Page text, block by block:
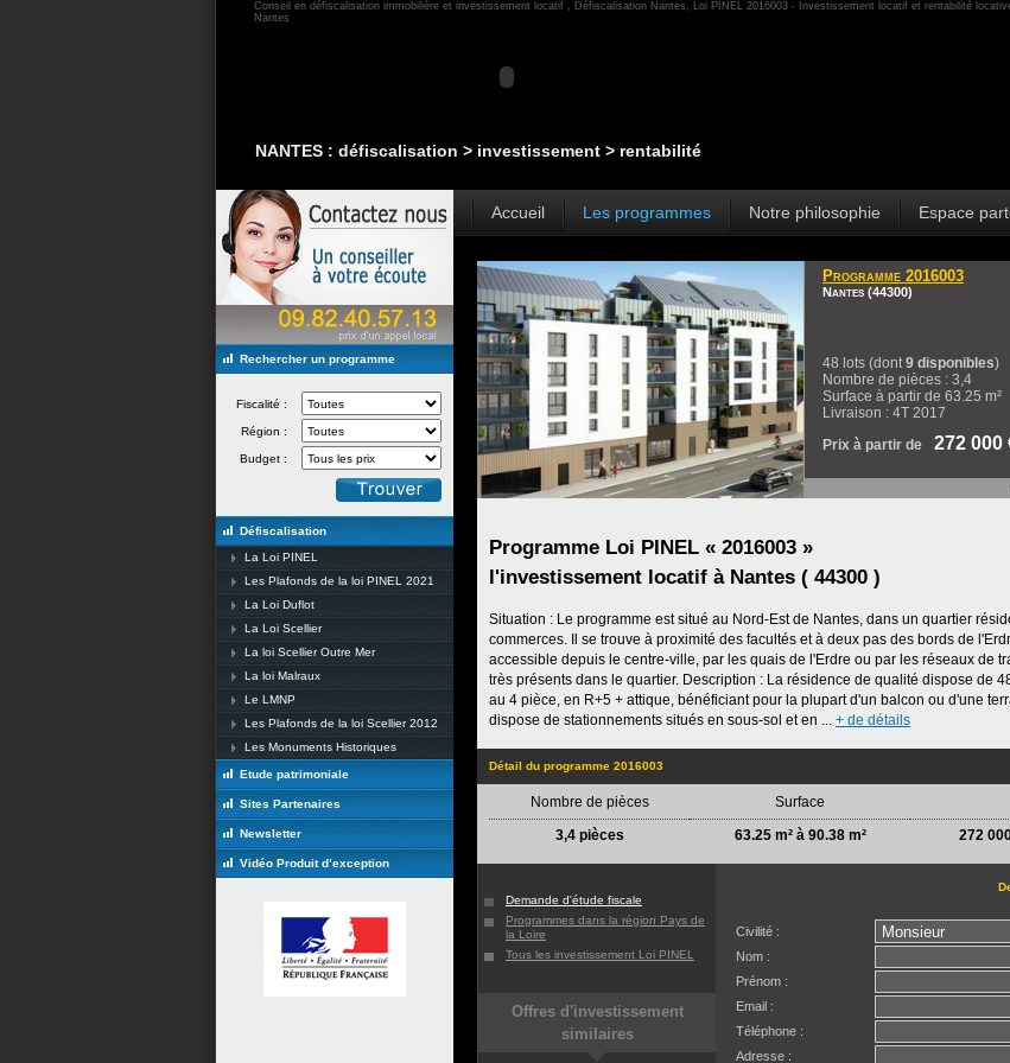
Conseil en défiscalisation immobilière et investissement locatif , Défiscalisation Nantes, Loi PINEL 2016003 - Investissement locatif et rentabilité
Nantes
NANTES : défiscalisation > investissement > rentabilité
Rechercher un programme
Fiscalité :
Région :
Budget :
Défiscalisation
La Loi PINEL
Les Plafonds de la loi PINEL 2021
La Loi Duflot
La Loi Scellier
La loi Scellier Outre Mer
La loi Malraux
Le LMNP
Les Plafonds de la loi Scellier 2012
Les Monuments Historiques
Etude patrimoniale
Sites Partenaires
Newsletter
Vidéo Produit d’exception
Accueil Les programmes Notre philosophie Espace
Programme 2016003
Nantes (44300)
48 lots (dont9 disponibles)
Nombre de pièces : 3,4
Surface à partir de 63.25 m²
Livraison : 4T 2017
Prix à partir de
272 000
Programme Loi PINEL « 2016003 »
l'investissement locatif à Nantes ( 44300 )
Situation : Le programme est situé au Nord-Est de Nantes, dans un quartier
commerces. Il se trouve à proximité des facultés et à deux pas des bords de
accessible depuis le centre-ville, par les quais de l'Erdre ou par les réseaux de
très présents dans le quartier. Description : La résidence de qualité dispose de
au 4 pièce, en R+5 + attique, bénéficiant pour la plupart d'un balcon ou d'une
dispose de stationnements situés en sous-sol et en ... + de détails
Détail du programme 2016003
Nombre de pièces Surface
3,4 pièces 63.25 m² à 90.38 m² 272
Demande d'étude fiscale
Programmes dans la région Pays de
la Loire
Tous les investissement Loi PINEL
Offres d'investissement
similaires
Civilité :
Nom :
Prénom :
Email :
Téléphone :
Adresse :